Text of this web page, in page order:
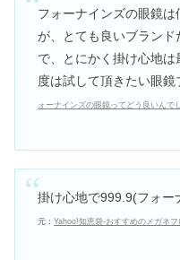
流行り
｜20代
フォーナインズの眼鏡
が、とても良いブラン
で、とにかく掛け心地
度は試して頂きたい眼鏡
ォーナインズの眼鏡ってどう良いんで
掛け心地で999.9(フォー
元：Yahoo!知恵袋-おすすめのメガネフ